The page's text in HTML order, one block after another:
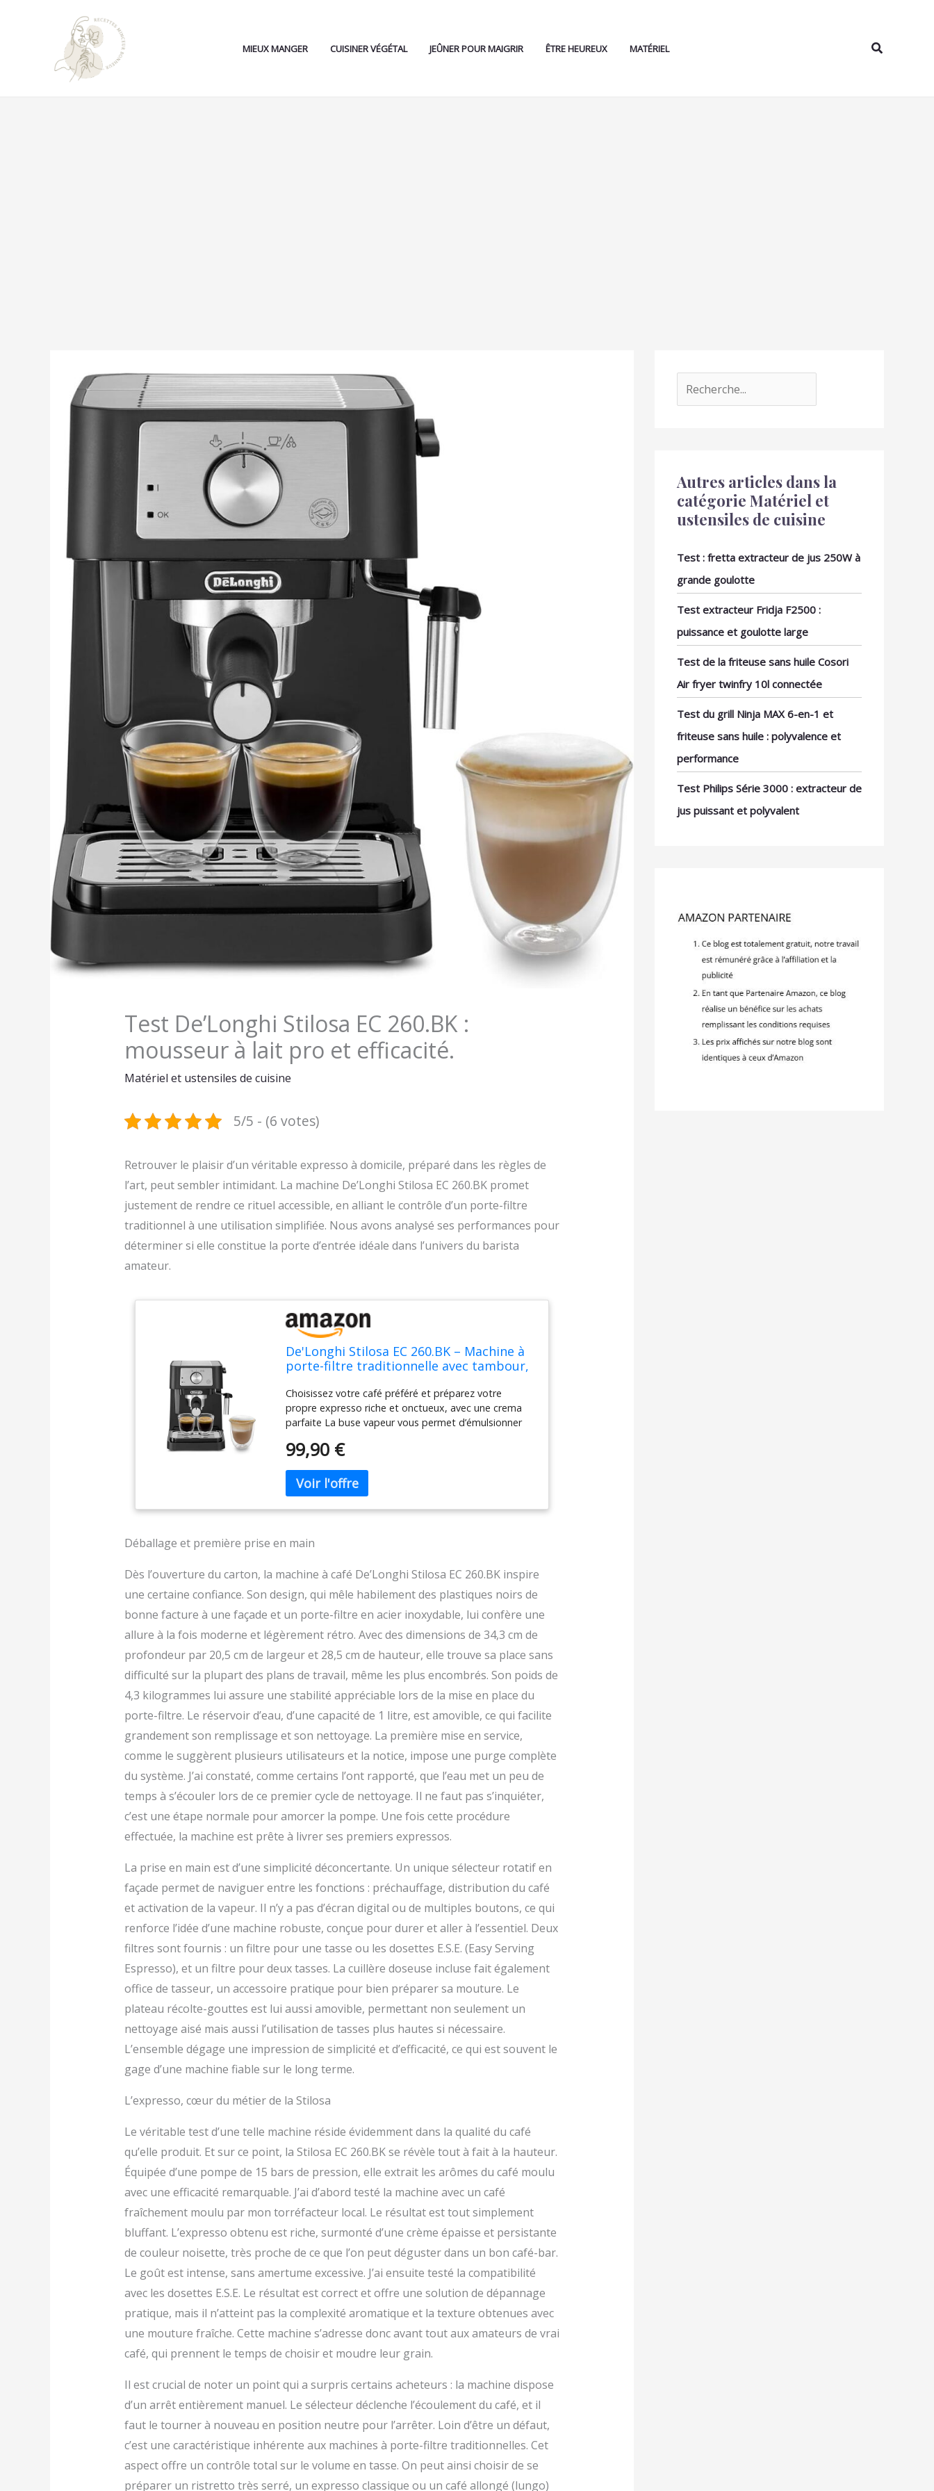
MIEUX MANGER CUISINER VÉGÉTAL JEÛNER POUR MAIGRIR ÊTRE HEUREUX MATÉRIEL
Test De’Longhi Stilosa EC 260.BK :
mousseur à lait pro et efficacité.
Matériel et ustensiles de cuisine
5/5 - (6 votes)
Retrouver le plaisir d’un véritable expresso à domicile, préparé dans les règles de
l’art, peut sembler intimidant. La machine De’Longhi Stilosa EC 260.BK promet
justement de rendre ce rituel accessible, en alliant le contrôle d’un porte-filtre
traditionnel à une utilisation simplifiée. Nous avons analysé ses performances pour
déterminer si elle constitue la porte d’entrée idéale dans l’univers du barista
amateur.
De'Longhi Stilosa EC 260.BK – Machine à
porte-filtre traditionnelle avec tambour,
poudre expresso ou ESE, réservoir d'eau
de 1 l, noir, 1100 W
Choisissez votre café préféré et préparez votre
propre expresso riche et onctueux, avec une crema
parfaite La buse vapeur vous permet d’émulsionner
densité et l’onctuosité parfaite pour toutes vos
amovible offre un espace supplémentaire pour votre
tasse, jusqu’à 110 mm
99,90 €
Déballage et première prise en main
Dès l’ouverture du carton, la machine à café De’Longhi Stilosa EC 260.BK inspire
une certaine confiance. Son design, qui mêle habilement des plastiques noirs de
bonne facture à une façade et un porte-filtre en acier inoxydable, lui confère une
allure à la fois moderne et légèrement rétro. Avec des dimensions de 34,3 cm de
profondeur par 20,5 cm de largeur et 28,5 cm de hauteur, elle trouve sa place sans
difficulté sur la plupart des plans de travail, même les plus encombrés. Son poids de
4,3 kilogrammes lui assure une stabilité appréciable lors de la mise en place du
porte-filtre. Le réservoir d’eau, d’une capacité de 1 litre, est amovible, ce qui facilite
grandement son remplissage et son nettoyage. La première mise en service,
comme le suggèrent plusieurs utilisateurs et la notice, impose une purge complète
du système. J’ai constaté, comme certains l’ont rapporté, que l’eau met un peu de
temps à s’écouler lors de ce premier cycle de nettoyage. Il ne faut pas s’inquiéter,
c’est une étape normale pour amorcer la pompe. Une fois cette procédure
effectuée, la machine est prête à livrer ses premiers expressos.
La prise en main est d’une simplicité déconcertante. Un unique sélecteur rotatif en
façade permet de naviguer entre les fonctions : préchauffage, distribution du café
et activation de la vapeur. Il n’y a pas d’écran digital ou de multiples boutons, ce qui
renforce l’idée d’une machine robuste, conçue pour durer et aller à l’essentiel. Deux
filtres sont fournis : un filtre pour une tasse ou les dosettes E.S.E. (Easy Serving
Espresso), et un filtre pour deux tasses. La cuillère doseuse incluse fait également
office de tasseur, un accessoire pratique pour bien préparer sa mouture. Le
plateau récolte-gouttes est lui aussi amovible, permettant non seulement un
nettoyage aisé mais aussi l’utilisation de tasses plus hautes si nécessaire.
L’ensemble dégage une impression de simplicité et d’efficacité, ce qui est souvent le
gage d’une machine fiable sur le long terme.
L’expresso, cœur du métier de la Stilosa
Le véritable test d’une telle machine réside évidemment dans la qualité du café
qu’elle produit. Et sur ce point, la Stilosa EC 260.BK se révèle tout à fait à la hauteur.
Équipée d’une pompe de 15 bars de pression, elle extrait les arômes du café moulu
avec une efficacité remarquable. J’ai d’abord testé la machine avec un café
fraîchement moulu par mon torréfacteur local. Le résultat est tout simplement
bluffant. L’expresso obtenu est riche, surmonté d’une crème épaisse et persistante
de couleur noisette, très proche de ce que l’on peut déguster dans un bon café-bar.
Le goût est intense, sans amertume excessive. J’ai ensuite testé la compatibilité
avec les dosettes E.S.E. Le résultat est correct et offre une solution de dépannage
pratique, mais il n’atteint pas la complexité aromatique et la texture obtenues avec
une mouture fraîche. Cette machine s’adresse donc avant tout aux amateurs de vrai
café, qui prennent le temps de choisir et moudre leur grain.
Il est crucial de noter un point qui a surpris certains acheteurs : la machine dispose
d’un arrêt entièrement manuel. Le sélecteur déclenche l’écoulement du café, et il
faut le tourner à nouveau en position neutre pour l’arrêter. Loin d’être un défaut,
c’est une caractéristique inhérente aux machines à porte-filtre traditionnelles. Cet
aspect offre un contrôle total sur le volume en tasse. On peut ainsi choisir de se
préparer un ristretto très serré, un expresso classique ou un café allongé (lungo)
Autres articles dans la
catégorie Matériel et
ustensiles de cuisine
Test : fretta extracteur de jus 250W à
grande goulotte
Test extracteur Fridja F2500 :
puissance et goulotte large
Test de la friteuse sans huile Cosori
Air fryer twinfry 10l connectée
Test du grill Ninja MAX 6-en-1 et
friteuse sans huile : polyvalence et
performance
Test Philips Série 3000 : extracteur de
jus puissant et polyvalent